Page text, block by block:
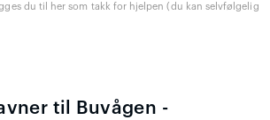
du til her som takk for hjelpen (du kan selvfølgelig
til Buvågen -